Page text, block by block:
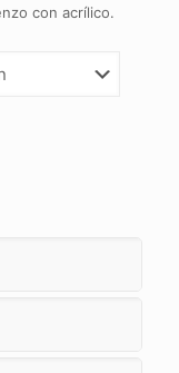
con acrílico.